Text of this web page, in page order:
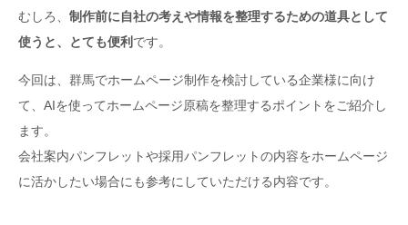
むしろ、 制作前に自社の考えや情報を整理するための道具として
使うと、とても便利 です。
今回は、群馬でホームページ制作を検討している企業様に向け
て、AIを使ってホームページ原稿を整理するポイントをご紹介し
ます。
会社案内パンフレットや採用パンフレットの内容をホームページ
に活かしたい場合にも参考にしていただける内容です。